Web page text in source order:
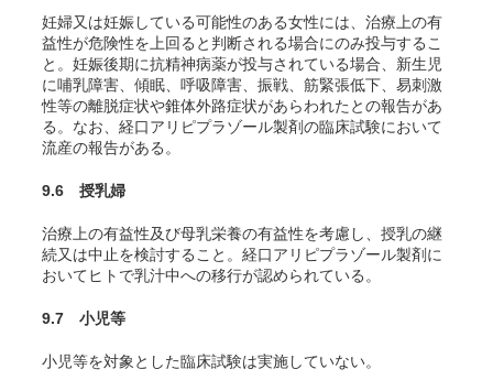
妊婦又は妊娠している可能性のある女性には、治療上の有
益性が危険性を上回ると判断される場合にのみ投与するこ
と。妊娠後期に抗精神病薬が投与されている場合、新生児
に哺乳障害、傾眠、呼吸障害、振戦、筋緊張低下、易刺激
性等の離脱症状や錐体外路症状があらわれたとの報告があ
る。なお、経口アリピプラゾール製剤の臨床試験において
流産の報告がある。
9.6 授乳婦
治療上の有益性及び母乳栄養の有益性を考慮し、授乳の継
続又は中止を検討すること。経口アリピプラゾール製剤に
おいてヒトで乳汁中への移行が認められている 。
9.7 小児等
小児等を対象とした臨床試験は実施していない。